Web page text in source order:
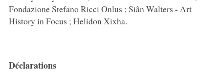
Fondazione Stefano Ricci Onlus ; Siân Walters - Art
History in Focus ; Helidon Xixha.
Déclarations